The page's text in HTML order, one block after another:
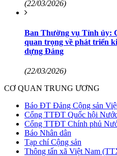
(22/03/2026)
Ban Thường vụ Tỉnh ủy:
quan trọng về phát triển
dựng Đảng
(22/03/2026)
CƠ QUAN TRUNG ƯƠNG
Báo ĐT Đảng Cộng sản
Cổng TTĐT Quốc hội
Cổng TTĐT Chính phủ
Báo Nhân dân
Tạp chí Cộng sản
Thông tấn xã Việt Nam